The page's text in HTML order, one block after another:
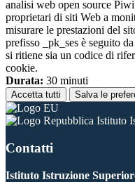
analisi web open source
proprietari di siti Web a
misurare le prestazioni del
prefisso _pk_ses è seguito
si ritiene sia un codice di
cookie.
Durata: 30 minuti
Accetta tutti Salva le
Istituto
Contatti
Istituto Istruzione